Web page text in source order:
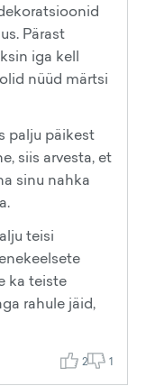
Pärast
iga kell
nüüd märtsi
palju päikest
siis arvesta, et
sinu nahka
teisi
ka teiste
rahule jäid,
2 1